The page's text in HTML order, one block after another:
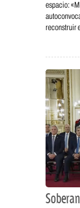
espacio:
reconstruir